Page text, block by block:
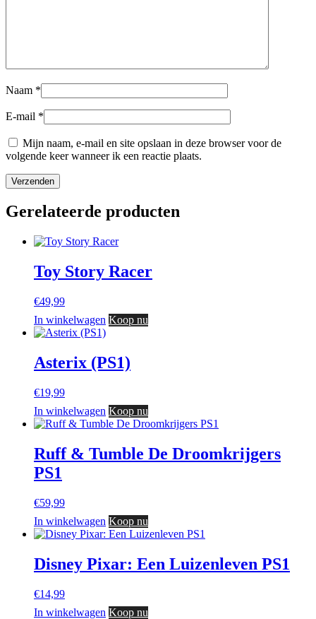
Naam *
E-mail *
Mijn naam, e-mail en site opslaan in deze browser voor de
volgende keer wanneer ik een reactie plaats.
Gerelateerde producten
Toy Story Racer
€49,99
In winkelwagen Koop nu
Asterix (PS1)
€19,99
In winkelwagen Koop nu
Ruff & Tumble De Droomkrijgers
PS1
€59,99
In winkelwagen Koop nu
Disney Pixar: Een Luizenleven PS1
€14,99
In winkelwagen Koop nu